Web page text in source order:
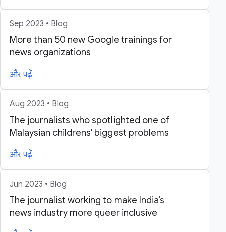
Sep 2023 • Blog
More than 50 new Google trainings for
news organizations
और पढ़ें
Aug 2023 • Blog
The journalists who spotlighted one of
Malaysian childrens' biggest problems
और पढ़ें
Jun 2023 • Blog
The journalist working to make India’s
news industry more queer inclusive